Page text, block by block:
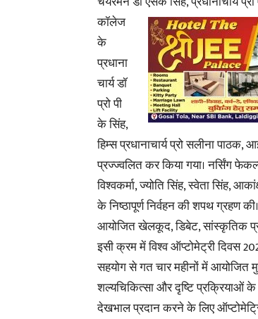
कॉलेज
के
प्रधाना
चार्य डॉ
प्रो पी
के सिंह,
हिम्स प्रधानाचार्य प्रो सलीना पाठक,
प्रज्ज्वलित कर किया गया। नर्सिंग
विश्वकर्मा, ज्योति सिंह, स्वेता सिंह,
के निष्ठापूर्ण निर्वहन की शपथ ग्रहण
आयोजित खेलकूद, डिबेट, सांस्कृतिक
इसी क्रम में विश्व ऑप्टोमेट्री दिवस
सहयोग से गत चार महीनों में आयोजित
शल्यचिकित्सा और दृष्टि प्रक्रियाओं
देखभाल प्रदान करने के लिए